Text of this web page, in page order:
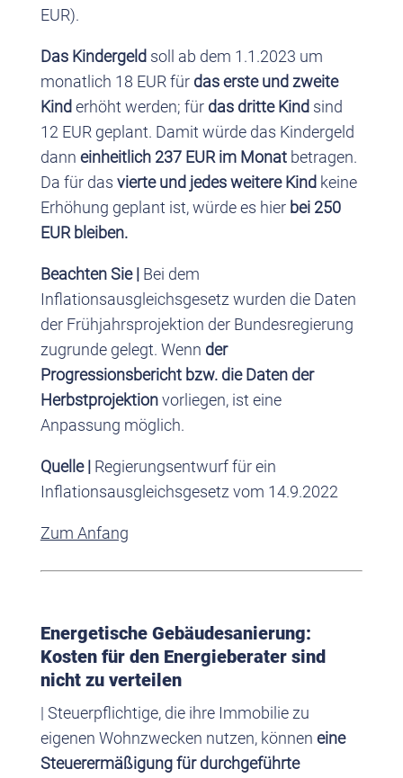
EUR).
Das Kindergeld soll ab dem 1.1.2023 um
monatlich 18 EUR für das erste und zweite
Kind erhöht werden; für das dritte Kind sind
12 EUR geplant. Damit würde das Kindergeld
dann einheitlich 237 EUR im Monat betragen.
Da für das vierte und jedes weitere Kind keine
Erhöhung geplant ist, würde es hier bei 250
EUR bleiben.
Beachten Sie | Bei dem
Inflationsausgleichsgesetz wurden die Daten
der Frühjahrsprojektion der Bundesregierung
zugrunde gelegt. Wenn der
Progressionsbericht bzw. die Daten der
Herbstprojektionvorliegen, ist eine
Anpassung möglich.
Quelle | Regierungsentwurf für ein
Inflationsausgleichsgesetz vom 14.9.2022
Zum Anfang
Energetische Gebäudesanierung:
Kosten für den Energieberater sind
nicht zu verteilen
| Steuerpflichtige, die ihre Immobilie zu
eigenen Wohnzwecken nutzen, können eine
Steuerermäßigung für durchgeführte